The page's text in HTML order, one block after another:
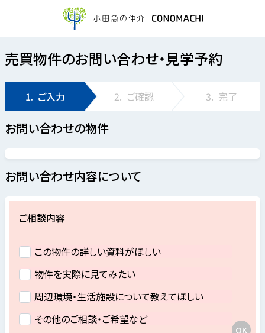
売買物件のお問い合わせ・見学予約
1. ご入力 2. ご確認 3. 完了
お問い合わせの物件
お問い合わせ内容について
ご相談内容
この物件の詳しい資料がほしい
物件を実際に見てみたい
周辺環境・生活施設について教えてほしい
その他のご相談・ご希望など